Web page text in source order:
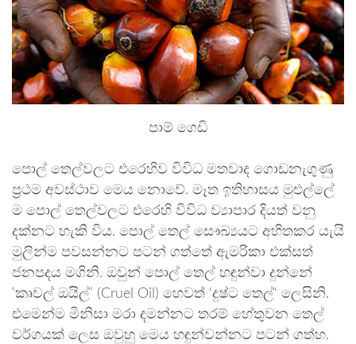
පාම් ගෙඩි
පොල් තෙල්වලට එරෙහිව විවිධ මතවාද ගොඩනැගුණු
ප්‍රථම අවස්ථාව මෙය නොවේ. මෑත ඉතිහාසය මුළුල්ලේ
ම පොල් තෙල්වලට එරෙහි විවිධ ව්‍යාපාර දියත් වනු
දක්නට හැකි විය. පොල් තෙල් සෞඛ්‍යයට අහිතකර යැයි
මුලින්ම පවසන්නට පටන් ගත්තේ ඇමරිකා එක්සත්
ජනපදය මගිනි. ඔවුන් පොල් තෙල් හඳුන්වා දුන්නේ
‛කෘවල් ඔයිල්’ (Cruel Oil) හෙවත් ‘දුෂ්ට තෙල්‘ ලෙසිනි.
එමෙන්ම මිනිසා මරා දමන්නට තරම් හේතුවන තෙල්
වර්ගයක් ලෙස ඔවුහු මෙය හඳුන්වන්නට පටන් ගත්හ.